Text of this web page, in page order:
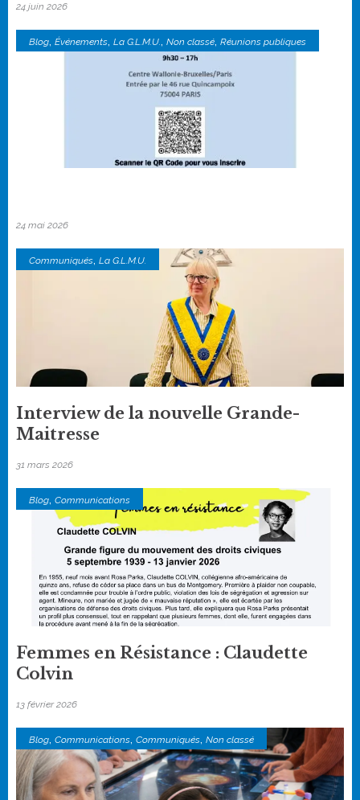
24 juin 2026
Blog Événements La G.L.M.U. Non classé Réunions publiques
24 mai 2026
Communiqués La G.L.M.U.
Interview de la nouvelle Grande-
Maitresse
31 mars 2026
Blog Communications
Femmes en Résistance : Claudette
Colvin
13 février 2026
Blog, Communications, Communiqués, Non classé